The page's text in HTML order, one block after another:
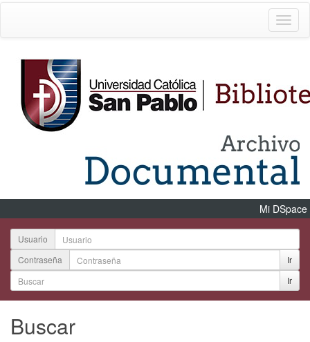
Mi DSpace
Usuario
Contraseña
Ir
Ir
Buscar